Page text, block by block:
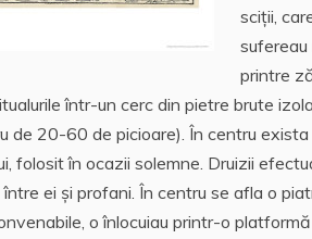
sciţii,
printre
într-un cerc din pietre brute
de 20-60 de picioare). În centru
folosit în ocazii solemne. Druizii
ei şi profani. În centru se afla o
o înlocuiau printr-o